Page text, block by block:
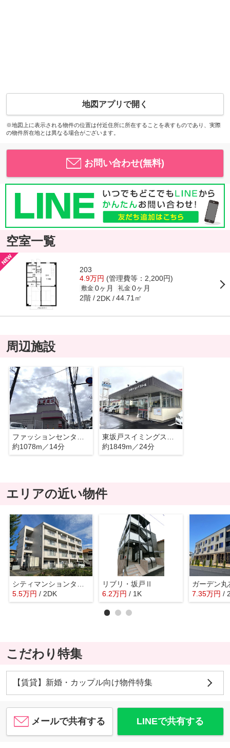
地図アプリで開く
※地図上に表示される物件の位置は付近住所に所在することを表すものであり、実際
の物件所在地とは異なる場合がございます。
お問い合わせ(無料)
空室一覧
203
4.9万円 (管理費等：2,200円)
敷金 0ヶ月 礼金 0ヶ月
2階 2DK 44.71㎡
周辺施設
約1078m／14分
約1849m／24分
エリアの近い物件
シティマンションタナベ
5.5万円 / 2DK
リブリ・坂戸Ⅱ
6.2万円 / 1K
ガーデン
7.35万円 /
こだわり特集
【賃貸】新婚・カップル向け物件特集
メールで共有する LINEで共有する